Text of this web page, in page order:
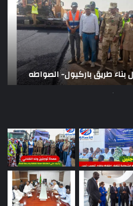
بناء طريق باركيول- الصواطه